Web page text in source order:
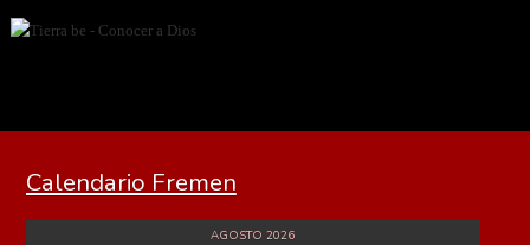
Calendario Fremen
AGOSTO 2026